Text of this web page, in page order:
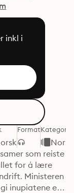
inkl i
FormatKategori
som reiste
for å lære
Ministeren
inupiatene et